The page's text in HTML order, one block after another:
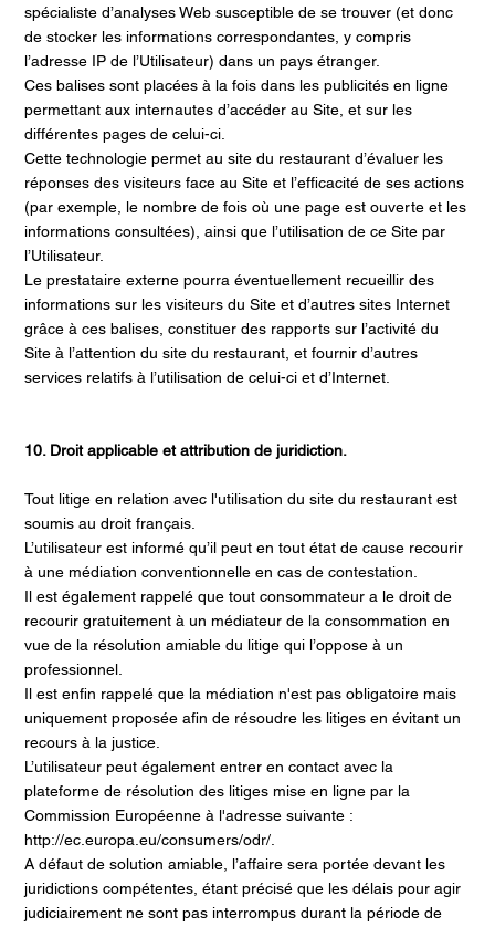
spécialiste d’analyses Web susceptible de se trouver (et donc
de stocker les informations correspondantes, y compris
l’adresse IP de l’Utilisateur) dans un pays étranger.
Ces balises sont placées à la fois dans les publicités en ligne
permettant aux internautes d’accéder au Site, et sur les
différentes pages de celui-ci.
Cette technologie permet au site du restaurant d’évaluer les
réponses des visiteurs face au Site et l’efficacité de ses actions
(par exemple, le nombre de fois où une page est ouverte et les
informations consultées), ainsi que l’utilisation de ce Site par
l’Utilisateur.
Le prestataire externe pourra éventuellement recueillir des
informations sur les visiteurs du Site et d’autres sites Internet
grâce à ces balises, constituer des rapports sur l’activité du
Site à l’attention du site du restaurant, et fournir d’autres
services relatifs à l’utilisation de celui-ci et d’Internet.
10. Droit applicable et attribution de juridiction.
Tout litige en relation avec l'utilisation du site du restaurant est
soumis au droit français.
L’utilisateur est informé qu’il peut en tout état de cause recourir
à une médiation conventionnelle en cas de contestation.
Il est également rappelé que tout consommateur a le droit de
recourir gratuitement à un médiateur de la consommation en
vue de la résolution amiable du litige qui l’oppose à un
professionnel.
Il est enfin rappelé que la médiation n'est pas obligatoire mais
uniquement proposée afin de résoudre les litiges en évitant un
recours à la justice.
L’utilisateur peut également entrer en contact avec la
plateforme de résolution des litiges mise en ligne par la
Commission Européenne à l'adresse suivante :
http://ec.europa.eu/consumers/odr/.
A défaut de solution amiable, l’affaire sera portée devant les
juridictions compétentes, étant précisé que les délais pour agir
judiciairement ne sont pas interrompus durant la période de